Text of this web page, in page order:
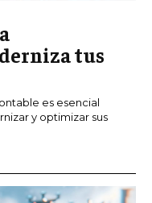
tus
es esencial
y optimizar sus